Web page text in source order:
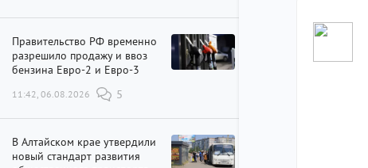
Правительство РФ временно
разрешило продажу и ввоз
бензина Евро-2 и Евро-3
11:42, 06.08.2026 5
В Алтайском крае утвердили
новый стандарт развития